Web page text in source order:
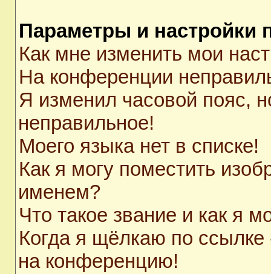
Параметры и настройки
Как мне изменить мои
На конференции
Я изменил часовой пояс,
неправильное!
Моего языка нет в списке!
Как я могу поместить
именем?
Что такое звание и как я
Когда я щёлкаю по ссылке
на конференцию!